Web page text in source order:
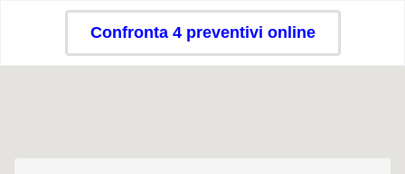
Confronta 4 preventivi online